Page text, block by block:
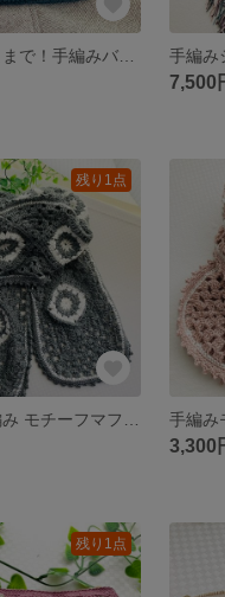
7,500
残り1点
3,300
残り1点